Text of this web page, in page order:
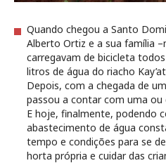
Quando chegou a Santo
Alberto Ortiz e a sua família
carregavam de bicicleta
litros de água do riacho
Depois, com a chegada de
passou a contar com uma ou
E hoje, finalmente, podendo
abastecimento de água
tempo e condições para se
horta própria e cuidar das